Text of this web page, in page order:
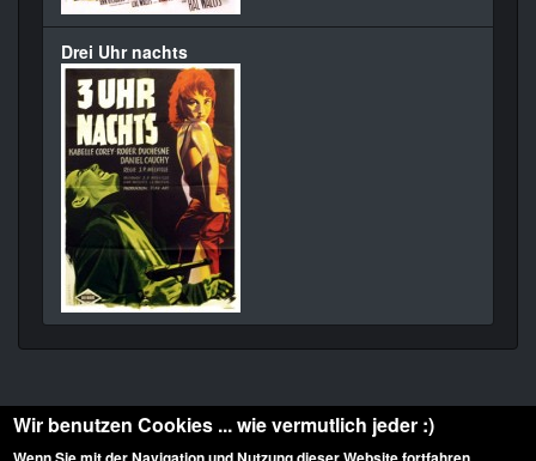
Drei Uhr nachts
Wir benutzen Cookies ... wie vermutlich jeder :)